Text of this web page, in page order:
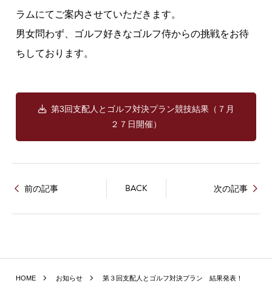
ラムにてご案内させていただきます。
男女問わず、ゴルフ好きなゴルフ侍からの挑戦をお待
ちしております。
第3回支配人とゴルフ対決プラン競技結果（７月
２７日開催）
前の記事 BACK 次の記事
HOME お知らせ 第３回支配人とゴルフ対決プラン 結果発表！